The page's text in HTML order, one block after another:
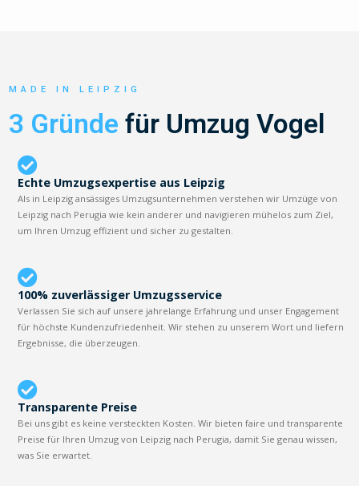
MADE IN LEIPZIG
3 Gründe für Umzug Vogel
Echte Umzugsexpertise aus Leipzig
Als in Leipzig ansässiges Umzugsunternehmen verstehen wir Umzüge von
Leipzig nach Perugia wie kein anderer und navigieren mühelos zum Ziel,
um Ihren Umzug effizient und sicher zu gestalten.
100% zuverlässiger Umzugsservice
Verlassen Sie sich auf unsere jahrelange Erfahrung und unser Engagement
für höchste Kundenzufriedenheit. Wir stehen zu unserem Wort und liefern
Ergebnisse, die überzeugen.
Transparente Preise
Bei uns gibt es keine versteckten Kosten. Wir bieten faire und transparente
Preise für Ihren Umzug von Leipzig nach Perugia, damit Sie genau wissen,
was Sie erwartet.